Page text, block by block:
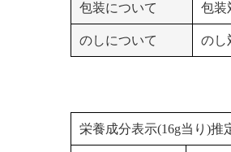
包装について 包装
のしについて のし
栄養成分表示(16g当り)推